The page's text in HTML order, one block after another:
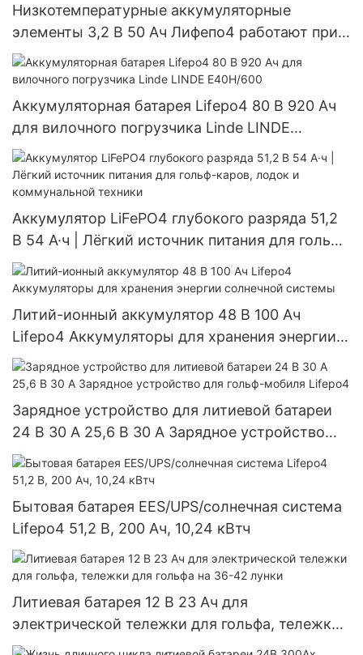
Низкотемпературные аккумуляторные
элементы 3,2 В 50 Ач Лифепо4 работают при
-40°К
Аккумуляторная батарея Lifepo4 80 В 920 Ач
для вилочного погрузчика Linde LINDE
E40H/600
Аккумулятор LiFePO4 глубокого разряда 51,2
В 54 А·ч | Лёгкий источник питания для гольф-
каров, лодок и коммунальной техники
Литий-ионный аккумулятор 48 В 100 Ач
Lifepo4 Аккумуляторы для хранения энергии
солнечной системы
Зарядное устройство для литиевой батареи
24 В 30 А 25,6 В 30 А Зарядное устройство
для гольф-мобиля Lifepo4
Бытовая батарея EES/UPS/солнечная система
Lifepo4 51,2 В, 200 Ач, 10,24 кВтч
Литиевая батарея 12 В 23 Ач для
электрической тележки для гольфа, тележки
для гольфа на 36-42 лунки